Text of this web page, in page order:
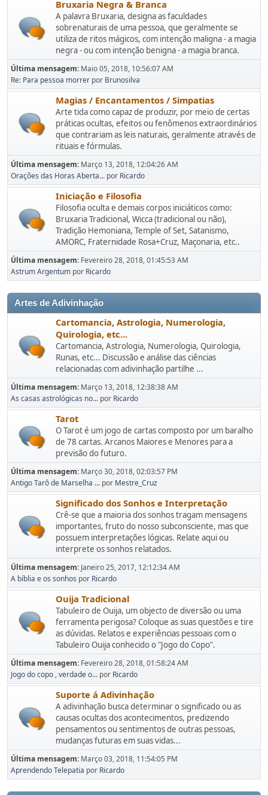
Bruxaria Negra & Branca
A palavra Bruxaria, designa as faculdades
sobrenaturais de uma pessoa, que geralmente se
utiliza de ritos mágicos, com intenção maligna - a magia
negra - ou com intenção benigna - a magia branca.
Última mensagem: Maio 05, 2018, 10:56:07 AM
Re: Para pessoa morrer por Brunosilva
Magias / Encantamentos / Simpatias
Arte tida como capaz de produzir, por meio de certas
práticas ocultas, efeitos ou fenômenos extraordinários
que contrariam as leis naturais, geralmente através de
rituais e fórmulas.
Última mensagem: Março 13, 2018, 12:04:26 AM
Orações das Horas Aberta... por Ricardo
Iniciação e Filosofia
Filosofia oculta e demais corpos iniciáticos como:
Bruxaria Tradicional, Wicca (tradicional ou não),
Tradição Hemoniana, Temple of Set, Satanismo,
AMORC, Fraternidade Rosa+Cruz, Maçonaria, etc..
Última mensagem: Fevereiro 28, 2018, 01:45:53 AM
Astrum Argentum por Ricardo
Artes de Adivinhação
Cartomancia, Astrologia, Numerologia,
Quirologia, etc...
Cartomancia, Astrologia, Numerologia, Quirologia,
Runas, etc... Discussão e análise das ciências
relacionadas com adivinhação partilhe ...
Última mensagem: Março 13, 2018, 12:38:38 AM
As casas astrológicas no... por Ricardo
Tarot
O Tarot é um jogo de cartas composto por um baralho
de 78 cartas. Arcanos Maiores e Menores para a
previsão do futuro.
Última mensagem: Março 30, 2018, 02:03:57 PM
Antigo Tarô de Marselha ... por Mestre_Cruz
Significado dos Sonhos e Interpretação
Crê-se que a maioria dos sonhos tragam mensagens
importantes, fruto do nosso subconsciente, mas que
possuem interpretações lógicas. Relate aqui ou
interprete os sonhos relatados.
Última mensagem: Janeiro 25, 2017, 12:12:34 AM
A bíblia e os sonhos por Ricardo
Ouija Tradicional
Tabuleiro de Ouija, um objecto de diversão ou uma
ferramenta perigosa? Coloque as suas questões e tire
as dúvidas. Relatos e experiências pessoais com o
Tabuleiro Ouija conhecido o "Jogo do Copo".
Última mensagem: Fevereiro 28, 2018, 01:58:24 AM
Jogo do copo , verdade o... por Ricardo
Suporte á Adivinhação
A adivinhação busca determinar o significado ou as
causas ocultas dos acontecimentos, predizendo
pensamentos ou sentimentos de outras pessoas,
mudanças futuras em suas vidas...
Última mensagem: Março 03, 2018, 11:54:05 PM
Aprendendo Telepatia por Ricardo